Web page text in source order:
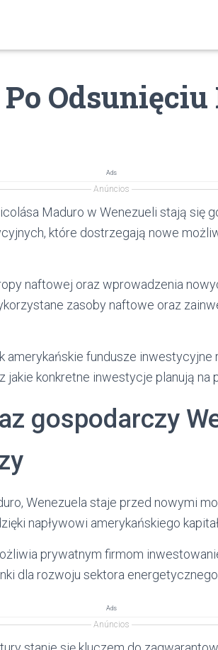
Ads
Anúncios
Maduro w Wenezueli stają się
które dostrzegają nowe
naftowej oraz wprowadzenia
zasoby naftowe oraz
amerykańskie fundusze inwestycyjne
konkretne inwestycje planują na
gospodarczy
Wenezuela staje przed nowymi
napływowi amerykańskiego
prywatnym firmom
dla rozwoju sektora energetycznego
Ads
Anúncios